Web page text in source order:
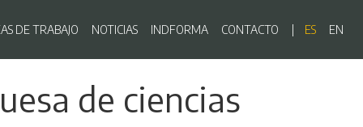
principal
DE TRABAJO NOTICIAS INDFORMA CONTACTO ES EN
de ciencias